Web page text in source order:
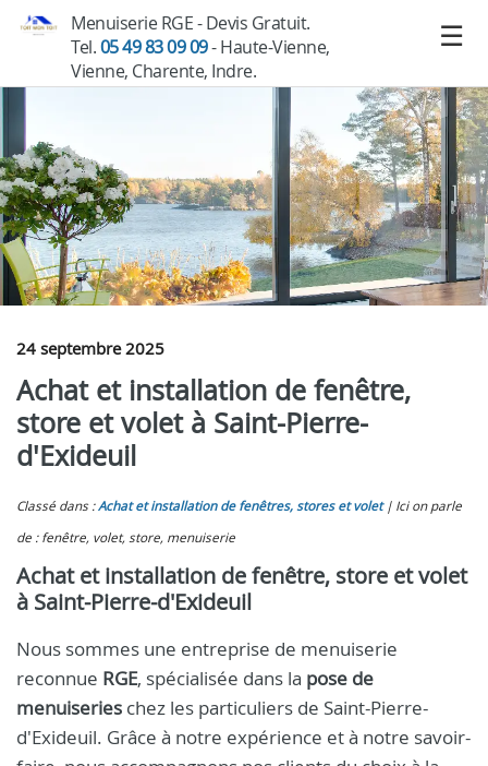
Menuiserie RGE - Devis Gratuit.
Tel.05 49 83 09 09- Haute-Vienne,
Vienne, Charente, Indre.
24 septembre 2025
Achat et installation de fenêtre,
store et volet à Saint-Pierre-
d'Exideuil
Classé dans :Achat et installation de fenêtres, stores et volet
Ici on parle
de : fenêtre, volet, store, menuiserie
Achat et installation de fenêtre, store et volet
à Saint-Pierre-d'Exideuil
Nous sommes une entreprise de menuiserie
reconnue RGE, spécialisée dans la pose de
menuiseries chez les particuliers de Saint-Pierre-
d'Exideuil. Grâce à notre expérience et à notre savoir-